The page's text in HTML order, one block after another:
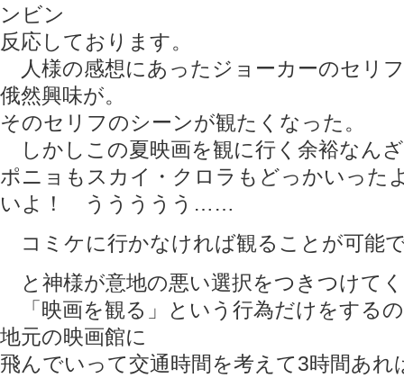
ンビン
反応しております。
人様の感想にあったジョーカーのセリ
俄然興味が。
そのセリフのシーンが観たくなった。
しかしこの夏映画を観に行く余裕なん
ポニョもスカイ・クロラもどっかいっ
いよ！ ううううう……
コミケに行かなければ観ることが可能
と神様が意地の悪い選択をつきつけて
「映画を観る」という行為だけをする
地元の映画館に
飛んでいって交通時間を考えて3時間あ